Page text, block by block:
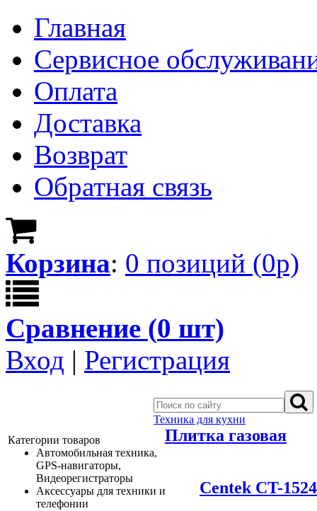
Главная
Сервисное
Оплата
Доставка
Возврат
Обратная связь
Корзина: 0 позиций (0р)
Сравнение (0 шт)
Вход | Регистрация
Категории товаров
Автомобильная техника,
GPS-навигаторы,
Видеорегистраторы
Аксессуары для техники и
телефонии
Техника для кухни
Плитка газовая
Centek CT-1524